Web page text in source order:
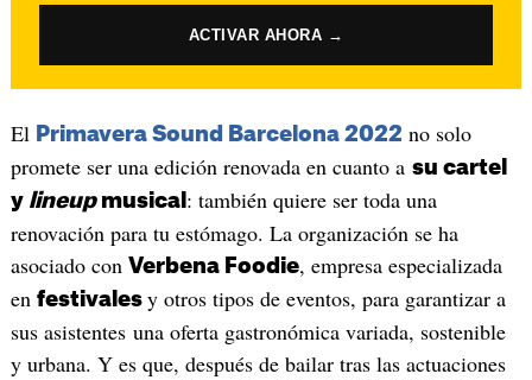
ACTIVAR AHORA →
El Primavera Sound Barcelona 2022 no solo
promete ser una edición renovada en cuanto a su cartel
y lineup musical : también quiere ser toda una
renovación para tu estómago. La organización se ha
asociado con Verbena Foodie, empresa especializada
en festivales y otros tipos de eventos, para garantizar a
sus asistentes una oferta gastronómica variada, sostenible
y urbana. Y es que, después de bailar tras las actuaciones